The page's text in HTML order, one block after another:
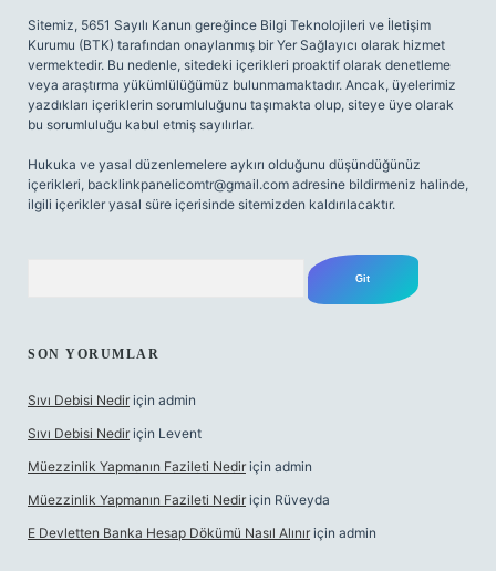
Sitemiz, 5651 Sayılı Kanun gereğince Bilgi Teknolojileri ve İletişim
Kurumu (BTK) tarafından onaylanmış bir Yer Sağlayıcı olarak hizmet
vermektedir. Bu nedenle, sitedeki içerikleri proaktif olarak denetleme
veya araştırma yükümlülüğümüz bulunmamaktadır. Ancak, üyelerimiz
yazdıkları içeriklerin sorumluluğunu taşımakta olup, siteye üye olarak
bu sorumluluğu kabul etmiş sayılırlar.
Hukuka ve yasal düzenlemelere aykırı olduğunu düşündüğünüz
içerikleri, backlinkpanelicomtr@gmail.com adresine bildirmeniz halinde,
ilgili içerikler yasal süre içerisinde sitemizden kaldırılacaktır.
SON YORUMLAR
Sıvı Debisi Nedir için admin
Sıvı Debisi Nedir için Levent
Müezzinlik Yapmanın Fazileti Nedir için admin
Müezzinlik Yapmanın Fazileti Nedir için Rüveyda
E Devletten Banka Hesap Dökümü Nasıl Alınır için admin